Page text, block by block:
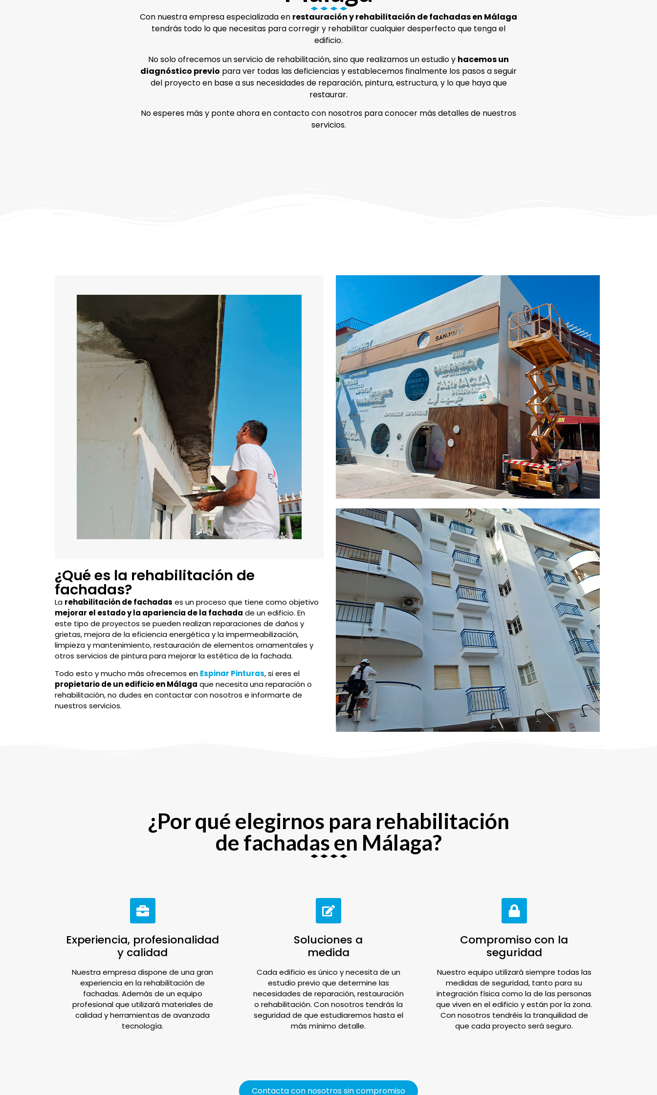
Con nuestra empresa especializada en restauración y rehabilitación de fachadas en Málaga
tendrás todo lo que necesitas para corregir y rehabilitar cualquier desperfecto que tenga el
edificio.
No solo ofrecemos un servicio de rehabilitación, sino que realizamos un estudio y hacemos un
diagnóstico previo para ver todas las deficiencias y establecemos finalmente los pasos a seguir
del proyecto en base a sus necesidades de reparación, pintura, estructura, y lo que haya que
restaurar.
No esperes más y ponte ahora en contacto con nosotros para conocer más detalles de nuestros
servicios.
¿Qué es la rehabilitación de
fachadas?
La rehabilitación de fachadas es un proceso que tiene como objetivo
mejorar el estado y la apariencia de la fachada de un edificio. En
este tipo de proyectos se pueden realizan reparaciones de daños y
grietas, mejora de la eficiencia energética y la impermeabilización,
limpieza y mantenimiento, restauración de elementos ornamentales y
otros servicios de pintura para mejorar la estética de la fachada.
Todo esto y mucho más ofrecemos en Espinar Pinturas, si eres el
propietario de un edificio en Málaga que necesita una reparación o
rehabilitación, no dudes en contactar con nosotros e informarte de
nuestros servicios.
¿Por qué elegirnos para rehabilitación
de fachadas en Málaga?
Experiencia, profesionalidad
y calidad
Nuestra empresa dispone de una gran
experiencia en la rehabilitación de
fachadas. Además de un equipo
profesional que utilizará materiales de
calidad y herramientas de avanzada
tecnología.
Soluciones a
medida
Cada edificio es único y necesita de un
estudio previo que determine las
necesidades de reparación, restauración
o rehabilitación. Con nosotros tendrás la
seguridad de que estudiaremos hasta el
más mínimo detalle.
Compromiso con la
seguridad
Nuestro equipo utilizará siempre todas las
medidas de seguridad, tanto para su
integración física como la de las personas
que viven en el edificio y están por la zona.
Con nosotros tendréis la tranquilidad de
que cada proyecto será seguro.
Contacta con nosotros sin compromiso